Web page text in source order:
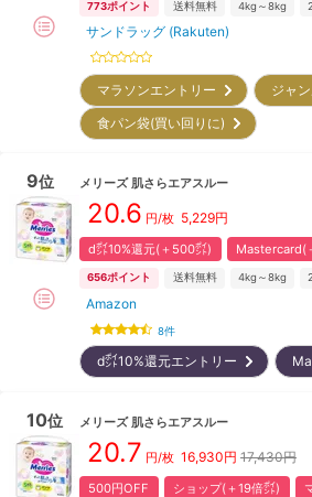
773ポイント 送料無料 4kg～8kg
サンドラッグ (Rakuten)
マラソンエントリー ジャ
食パン袋(買い回りに)
9位 メリーズ 肌さらエアスルー
20.6 円/枚 5,229円
d㌽10%還元(＋500㌽) Mastercard(
656ポイント 送料無料 4kg～8kg
Amazon
8件
d㌽10%還元エントリー
10位 メリーズ 肌さらエアスルー
20.7 円/枚 16,930円 17,430円
500円OFF ショップ(＋19倍㌽)